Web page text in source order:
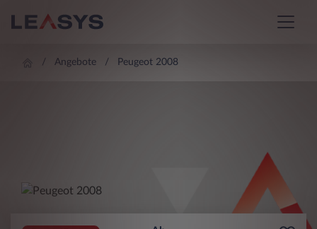
Angebote Peugeot 2008